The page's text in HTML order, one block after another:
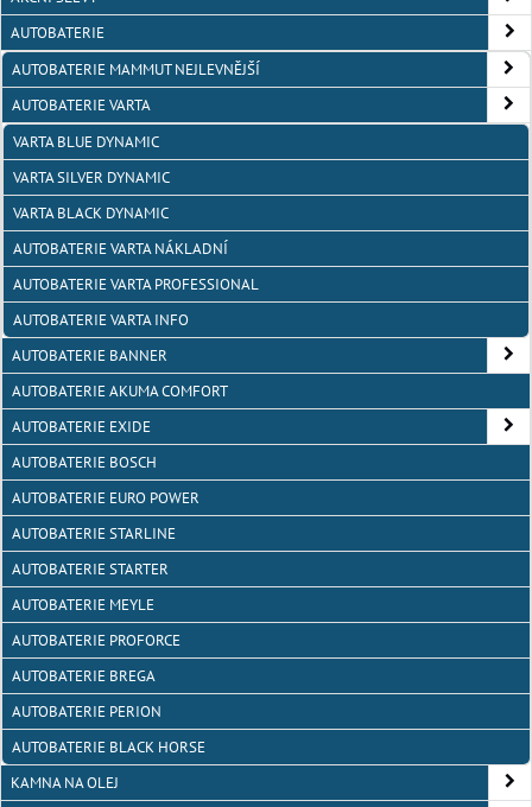
AUTOBATERIE
AUTOBATERIE MAMMUT NEJLEVNĚJŠÍ
AUTOBATERIE VARTA
VARTA BLUE DYNAMIC
VARTA SILVER DYNAMIC
VARTA BLACK DYNAMIC
AUTOBATERIE VARTA NÁKLADNÍ
AUTOBATERIE VARTA PROFESSIONAL
AUTOBATERIE VARTA INFO
AUTOBATERIE BANNER
AUTOBATERIE AKUMA COMFORT
AUTOBATERIE EXIDE
AUTOBATERIE BOSCH
AUTOBATERIE EURO POWER
AUTOBATERIE STARLINE
AUTOBATERIE STARTER
AUTOBATERIE MEYLE
AUTOBATERIE PROFORCE
AUTOBATERIE BREGA
AUTOBATERIE PERION
AUTOBATERIE BLACK HORSE
KAMNA NA OLEJ